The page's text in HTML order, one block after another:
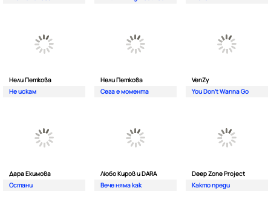
Нели Петкова
Не искам
Нели Петкова
Сега е момента
VenZy
You Don't Wanna Go
Дара Екимова
Остани
Любо Киров и DARA
Вече няма как
Deep Zone Project
Както преди